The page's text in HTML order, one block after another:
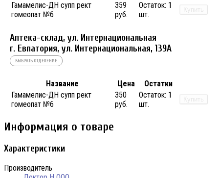
Гамамелис-ДН супп рект
гомеопат №6
359
руб.
Остаток: 1
шт.
Купить
Аптека-склад, ул. Интернациональная
г. Евпатория, ул. Интернациональная, 139А
ВЫБРАТЬ ОТДЕЛЕНИЕ
Название Цена
Остатки
Гамамелис-ДН супп рект
гомеопат №6
350
руб.
Остаток: 1
шт.
Купить
Информация о товаре
Характеристики
Производитель